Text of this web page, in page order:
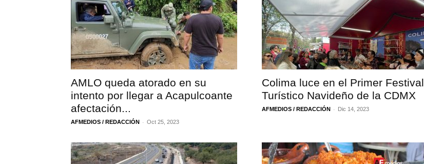
AMLO queda atorado en su
intento por llegar a Acapulcoante
afectación...
AFMEDIOS / REDACCIÓN - Oct 25, 2023
Colima luce en el Primer Festival
Turístico Navideño de la CDMX
AFMEDIOS / REDACCIÓN - Dic 14, 2023